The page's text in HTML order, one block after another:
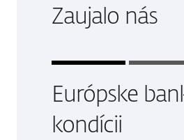
Zaujalo nás
Európske
kondícii